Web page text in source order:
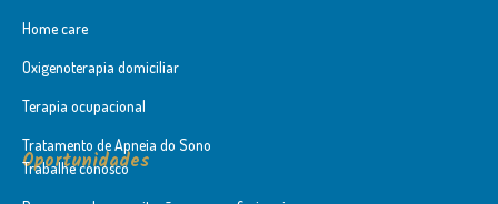
Home care
Oxigenoterapia domiciliar
Terapia ocupacional
Tratamento de Apneia do Sono
Oportunidades
Trabalhe conosco